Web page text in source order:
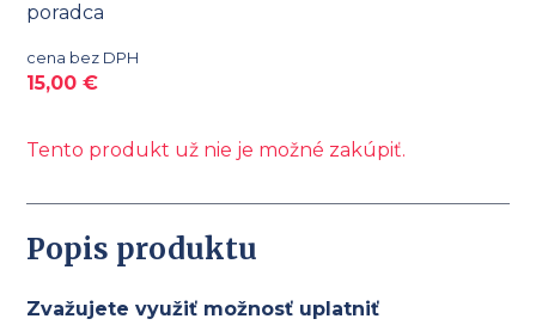
poradca
cena bez DPH
15,00€
Tento produkt už nie je možné zakúpiť.
Popis produktu
Zvažujete využiť možnosť uplatniť